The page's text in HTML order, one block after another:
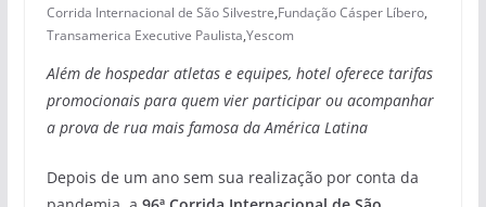
Corrida Internacional de São Silvestre,Fundação Cásper Líbero,
Transamerica Executive Paulista,Yescom
Além de hospedar atletas e equipes, hotel oferece tarifas
promocionais para quem vier participar ou acompanhar
a prova de rua mais famosa da América Latina
Depois de um ano sem sua realização por conta da